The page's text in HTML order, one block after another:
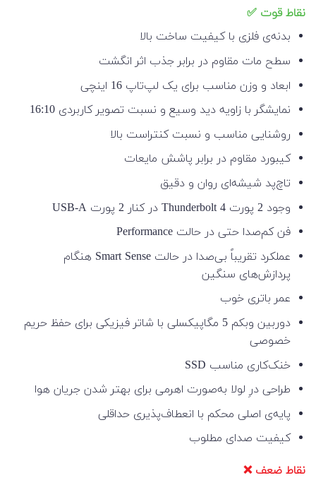
نقاط قوت ✅
بدنه‌ی فلزی با کیفیت ساخت بالا
سطح مات مقاوم در برابر جذب اثر انگشت
ابعاد و وزن مناسب برای یک لپ‌تاپ 16 اینچی
نمایشگر با زاویه دید وسیع و نسبت تصویر کاربردی 16:10
روشنایی مناسب و نسبت کنتراست بالا
کیبورد مقاوم در برابر پاشش مایعات
تاچ‌پد شیشه‌ای روان و دقیق
وجود 2 پورت Thunderbolt 4 در کنار 2 پورت USB-A
فن کم‌صدا حتی در حالت Performance
عملکرد تقریباً بی‌صدا در حالت Smart Sense هنگام
پردازش‌های سنگین
عمر باتری خوب
دوربین وبکم 5 مگاپیکسلی با شاتر فیزیکی برای حفظ حریم
خصوصی
خنک‌کاری مناسب SSD
طراحی درِ لولا به‌صورت اهرمی برای بهتر شدن جریان هوا
پایه‌ی اصلی محکم با انعطاف‌پذیری حداقلی
کیفیت صدای مطلوب
نقاط ضعف ❌